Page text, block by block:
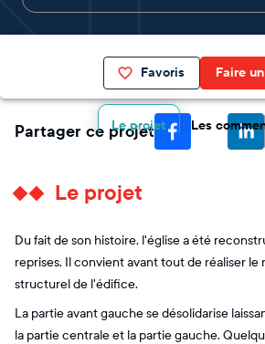
Favoris Faire
Le projet Les
Partager ce projet
Le projet
Du fait de son histoire, l'église a été
reprises. Il convient avant tout de réaliser
structurel de l'édifice.
La partie avant gauche se désolidarise
la partie centrale et la partie gauche.